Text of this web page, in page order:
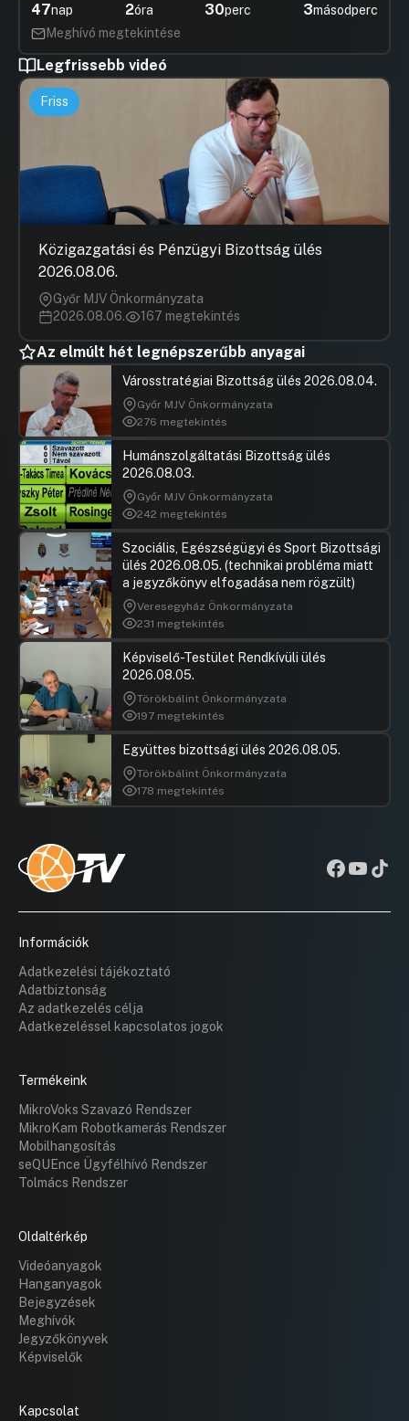
47nap 2óra 30perc 3másodperc
Meghívó megtekintése
Legfrissebb videó
Friss
Közigazgatási és Pénzügyi Bizottság ülés
2026.08.06.
Győr MJV Önkormányzata
2026.08.06.
167 megtekintés
Az elmúlt hét legnépszerűbb anyagai
Városstratégiai Bizottság ülés 2026.08.04.
Győr MJV Önkormányzata
276 megtekintés
Humánszolgáltatási Bizottság ülés
2026.08.03.
Győr MJV Önkormányzata
242 megtekintés
Szociális, Egészségügyi és Sport Bizottsági
ülés 2026.08.05. (technikai probléma miatt
a jegyzőkönyv elfogadása nem rögzült)
Veresegyház Önkormányzata
231 megtekintés
Képviselő-Testület Rendkívüli ülés
2026.08.05.
Törökbálint Önkormányzata
197 megtekintés
Együttes bizottsági ülés 2026.08.05.
Törökbálint Önkormányzata
178 megtekintés
Információk
Adatkezelési tájékoztató
Adatbiztonság
Az adatkezelés célja
Adatkezeléssel kapcsolatos jogok
Termékeink
MikroVoks Szavazó Rendszer
MikroKam Robotkamerás Rendszer
Mobilhangosítás
seQUEnce Ügyfélhívó Rendszer
Tolmács Rendszer
Oldaltérkép
Videóanyagok
Hanganyagok
Bejegyzések
Meghívók
Jegyzőkönyvek
Képviselők
Kapcsolat